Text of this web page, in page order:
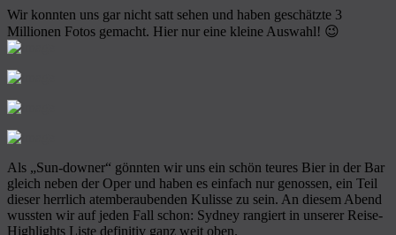
Wir konnten uns gar nicht satt sehen und haben geschätzte 3
Millionen Fotos gemacht. Hier nur eine kleine Auswahl! 😉
Als „Sun-downer“ gönnten wir uns ein schön teures Bier in der Bar
gleich neben der Oper und haben es einfach nur genossen, ein Teil
dieser herrlich atemberaubenden Kulisse zu sein. An diesem Abend
wussten wir auf jeden Fall schon: Sydney rangiert in unserer Reise-
Highlights Liste definitiv ganz weit oben.